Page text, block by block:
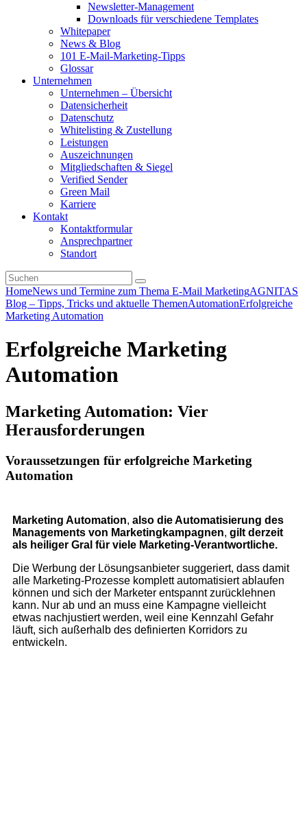
Newsletter-Management
Downloads für verschiedene Templates
Whitepaper
News & Blog
101 E-Mail-Marketing-Tipps
Glossar
Unternehmen
Unternehmen – Übersicht
Datensicherheit
Datenschutz
Whitelisting & Zustellung
Leistungen
Auszeichnungen
Mitgliedschaften & Siegel
Verified Sender
Green Mail
Karriere
Kontakt
Kontaktformular
Ansprechpartner
Standort
HomeNews und Termine zum Thema E-Mail MarketingAGNITAS
Blog – Tipps, Tricks und aktuelle ThemenAutomationErfolgreiche
Marketing Automation
Erfolgreiche Marketing
Automation
Marketing Automation: Vier
Herausforderungen
Voraussetzungen für erfolgreiche Marketing
Automation
Marketing Automation, also die Automatisierung des
Managements von Marketingkampagnen, gilt derzeit
als heiliger Gral für viele Marketing-Verantwortliche.
Die Werbung der Lösungsanbieter suggeriert, dass damit
alle Marketing-Prozesse komplett automatisiert ablaufen
können und sich der Marketer entspannt zurücklehnen
kann. Nur ab und an muss eine Kampagne vielleicht
etwas nachjustiert werden, weil eine Kennzahl Gefahr
läuft, sich außerhalb des definierten Korridors zu
entwickeln.